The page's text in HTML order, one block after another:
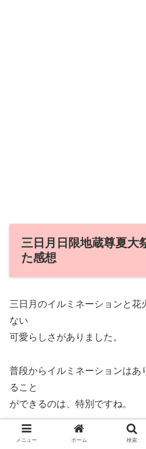
三日月日限地蔵尊夏大
た感想
三日月のイルミネーションと花
ない
可愛らしさがありました。
普段からイルミネーションはあ
ること
ができるのは、特別ですね。
花火の数は多くはありませんが
メニュー ホーム 検索